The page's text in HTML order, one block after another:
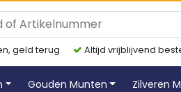
geld terug Altijd vrijblijvend
Gouden Munten Zilveren